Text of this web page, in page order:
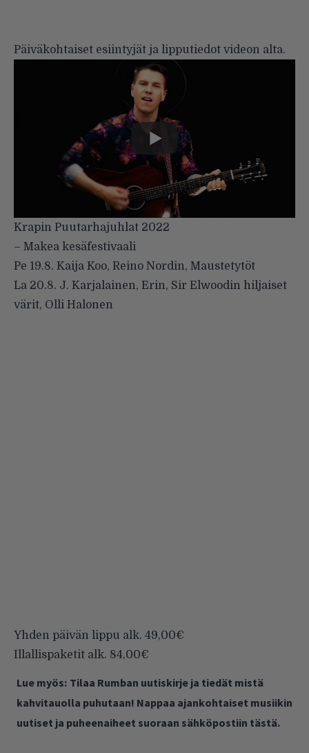
Päiväkohtaiset esiintyjät ja lipputiedot videon alta.
Krapin Puutarhajuhlat 2022
– Makea kesäfestivaali
Pe 19.8. Kaija Koo, Reino Nordin, Maustetytöt
La 20.8. J. Karjalainen, Erin, Sir Elwoodin hiljaiset
värit, Olli Halonen
Yhden päivän lippu alk. 49,00€
Illallispaketit alk. 84,00€
Lue myös: Tilaa Rumban uutiskirje ja tiedät mistä
kahvitauolla puhutaan! Nappaa ajankohtaiset musiikin
uutiset ja puheenaiheet suoraan sähköpostiin tästä.